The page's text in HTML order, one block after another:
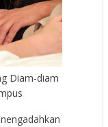
Diam-diam